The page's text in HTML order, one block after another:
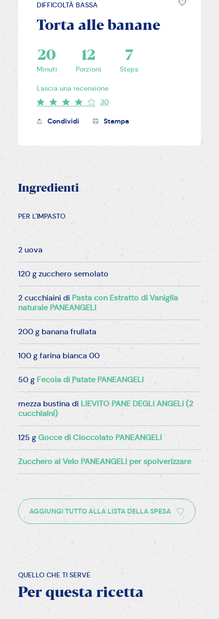
DIFFICOLTÀ BASSA
Torta alle banane
20
Minuti
12
Porzioni
7
Steps
Lascia una recensione
30
Condividi Stampa
Ingredienti
PER L'IMPASTO
2 uova
120 g zucchero semolato
2 cucchiaini di Pasta con Estratto di Vaniglia
naturale PANEANGELI
200 g banana frullata
100 g farina bianca 00
50 g Fecola di Patate PANEANGELI
mezza bustina di LIEVITO PANE DEGLI ANGELI (2
cucchiaini)
125 gGocce di Cioccolato PANEANGELI
Zucchero al Velo PANEANGELI per spolverizzare
AGGIUNGI TUTTO ALLA LISTA DELLA SPESA
QUELLO CHE TI SERVE
Per questa ricetta